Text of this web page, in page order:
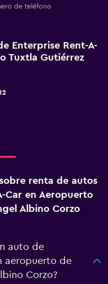
de teléfono
Enterprise Rent-A-
Tuxtla Gutiérrez
renta de autos
Car en Aeropuerto
Albino Corzo
auto de
aeropuerto de
Corzo?